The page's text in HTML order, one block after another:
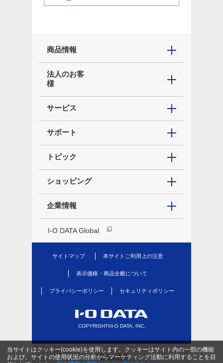
商品情報
法人のお客
様
サービス
サポート
トピック
ショッピング
企業情報
I-O DATA Global
サイトマップ 本サイトご利用上の注意
表示価格・商品全般について
プライバシーポリシー セキュリティポリシー
COPYRIGHT©I-O DATA, INC.
当サイトはクッキー(cookie)を使用します。クッキーはサイト内の一部の機能
および、サイトの使用状況の分析からマーケティング活動に利用することを目
PC版を表示